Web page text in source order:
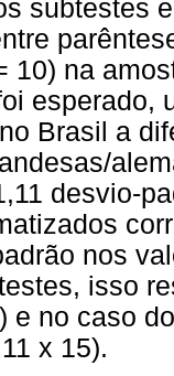
subtestes
10) na
esperado,
Brasil a
desvio-
nos
isso
e no caso
x 15).